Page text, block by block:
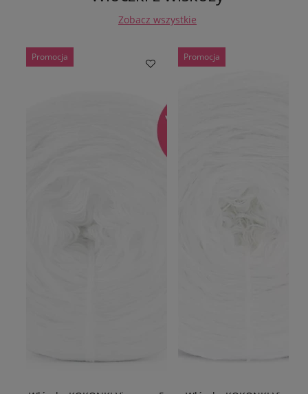
Zobacz wszystkie
Promocja Promocja